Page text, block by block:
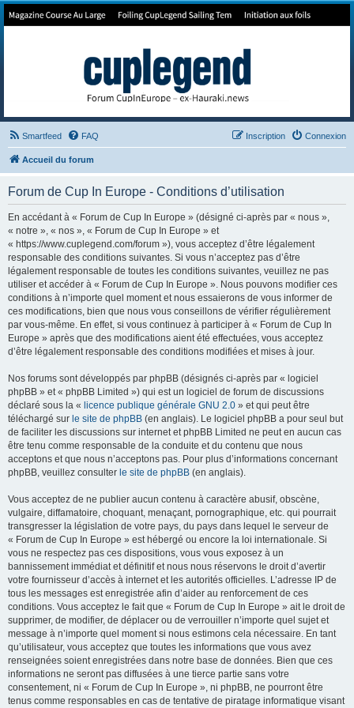
Forum de Cup In Europe
Smartfeed FAQ Connexion
Inscription
Accueil du forum
Forum de Cup In Europe - Conditions d’utilisation
En accédant à « Forum de Cup In Europe » (désigné ci-après par « nous »,
« notre », « nos », « Forum de Cup In Europe » et
« https://www.cuplegend.com/forum »), vous acceptez d’être légalement
responsable des conditions suivantes. Si vous n’acceptez pas d’être
légalement responsable de toutes les conditions suivantes, veuillez ne pas
utiliser et accéder à « Forum de Cup In Europe ». Nous pouvons modifier ces
conditions à n’importe quel moment et nous essaierons de vous informer de
ces modifications, bien que nous vous conseillons de vérifier régulièrement
par vous-même. En effet, si vous continuez à participer à « Forum de Cup In
Europe » après que des modifications aient été effectuées, vous acceptez
d’être légalement responsable des conditions modifiées et mises à jour.
Nos forums sont développés par phpBB (désignés ci-après par « logiciel
phpBB » et « phpBB Limited ») qui est un logiciel de forum de discussions
déclaré sous la « licence publique générale GNU 2.0 » et qui peut être
téléchargé sur le site de phpBB (en anglais). Le logiciel phpBB a pour seul but
de faciliter les discussions sur internet et phpBB Limited ne peut en aucun cas
être tenu comme responsable de la conduite et du contenu que nous
acceptons et que nous n’acceptons pas. Pour plus d’informations concernant
phpBB, veuillez consulter le site de phpBB (en anglais).
Vous acceptez de ne publier aucun contenu à caractère abusif, obscène,
vulgaire, diffamatoire, choquant, menaçant, pornographique, etc. qui pourrait
transgresser la législation de votre pays, du pays dans lequel le serveur de
« Forum de Cup In Europe » est hébergé ou encore la loi internationale. Si
vous ne respectez pas ces dispositions, vous vous exposez à un
bannissement immédiat et définitif et nous nous réservons le droit d’avertir
votre fournisseur d’accès à internet et les autorités officielles. L’adresse IP de
tous les messages est enregistrée afin d’aider au renforcement de ces
conditions. Vous acceptez le fait que « Forum de Cup In Europe » ait le droit de
supprimer, de modifier, de déplacer ou de verrouiller n’importe quel sujet et
message à n’importe quel moment si nous estimons cela nécessaire. En tant
qu’utilisateur, vous acceptez que toutes les informations que vous avez
renseignées soient enregistrées dans notre base de données. Bien que ces
informations ne seront pas diffusées à une tierce partie sans votre
consentement, ni « Forum de Cup In Europe », ni phpBB, ne pourront être
tenus comme responsables en cas de tentative de piratage informatique visant